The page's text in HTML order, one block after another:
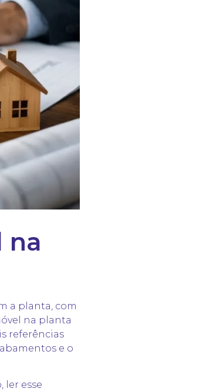
na
a planta, com
na planta
referências
e o
ler esse